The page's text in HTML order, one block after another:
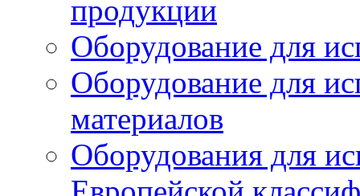
продукции
Оборудование для
Оборудование для
материалов
Оборудования для